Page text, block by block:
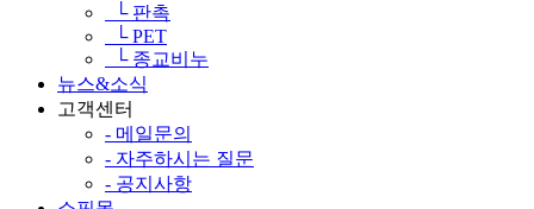
└ 판촉
└ PET
└ 종교비누
뉴스&소식
고객센터
- 메일문의
- 자주하시는 질문
- 공지사항